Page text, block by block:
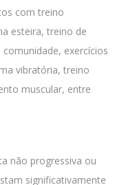
com treino
esteira, treino de
exercícios
vibratória, treino
muscular, entre
não progressiva ou
significativamente